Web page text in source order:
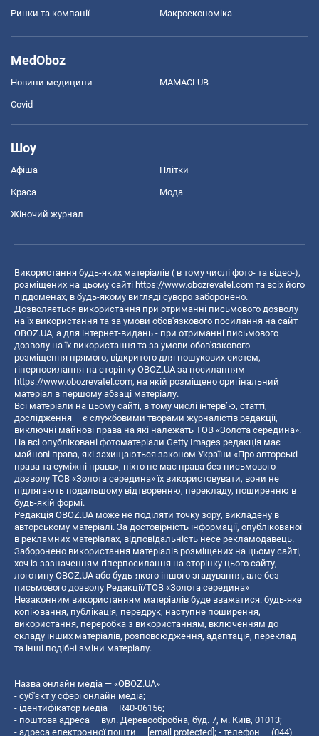
Ринки та компанії Макроекономіка
MedOboz
Новини медицини MAMACLUB
Covid
Шоу
Афіша Плітки
Краса Мода
Жіночий журнал
Використання будь-яких матеріалів ( в тому числі фото- та відео-),
розміщених на цьому сайті https://www.obozrevatel.com та всіх його
піддоменах, в будь-якому вигляді суворо заборонено.
Дозволяється використання при отриманні письмового дозволу
на їх використання та за умови обов'язкового посилання на сайт
OBOZ.UA, а для інтернет-видань - при отриманні письмового
дозволу на їх використання та за умови обов'язкового
розміщення прямого, відкритого для пошукових систем,
гіперпосилання на сторінку OBOZ.UA за посиланням
https://www.obozrevatel.com, на якій розміщено оригінальний
матеріал в першому абзаці матеріалу.
Всі матеріали на цьому сайті, в тому числі інтерв’ю, статті,
дослідження – є службовими творами журналістів редакції,
виключні майнові права на які належать ТОВ «Золота середина».
На всі опубліковані фотоматеріали Getty Images редакція має
майнові права, які захищаються законом України «Про авторські
права та суміжні права», ніхто не має права без письмового
дозволу ТОВ «Золота середина» їх використовувати, вони не
підлягають подальшому відтворенню, перекладу, поширенню в
будь-якій формі.
Редакція OBOZ.UA може не поділяти точку зору, викладену в
авторському матеріалі. За достовірність інформації, опублікованої
в рекламних матеріалах, відповідальність несе рекламодавець.
Заборонено використання матеріалів розміщених на цьому сайті,
хоч із зазначенням гіперпосилання на сторінку цього сайту,
логотипу OBOZ.UA або будь-якого іншого згадування, але без
письмового дозволу Редакції/ТОВ «Золота середина»
Незаконним використанням матеріалів буде вважатися: будь-яке
копiювання, публiкацiя, передрук, наступне поширення,
використання, переробка з використанням, включенням до
складу інших матеріалів, розповсюдження, адаптація, переклад
та інші подібні зміни матеріалу.
Назва онлайн медіа — «OBOZ.UA»
- суб'єкт у сфері онлайн медіа;
- ідентифікатор медіа — R40-06156;
- поштова адреса — вул. Деревообробна, буд. 7, м. Київ, 01013;
- адреса електронної пошти — [email protected]; - телефон — (044)